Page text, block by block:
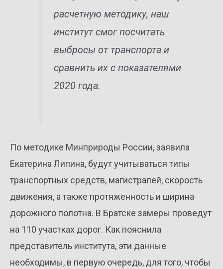
расчетную методику, наш
институт смог посчитать
выбросы от транспорта и
сравнить их с показателями
2020 года.
По методике Минприроды России, заявила
Екатерина Липина, будут учитываться типы
транспортных средств, магистралей, скорость
движения, а также протяженность и ширина
дорожного полотна. В Братске замеры проведут
на 110 участках дорог. Как пояснила
представитель института, эти данные
необходимы, в первую очередь, для того, чтобы